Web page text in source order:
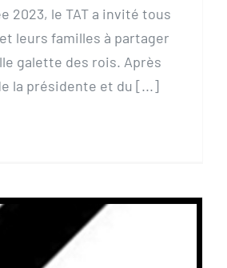
2023, le TAT a invité tous
leurs familles à partager
galette des rois. Après
la présidente et du [...]